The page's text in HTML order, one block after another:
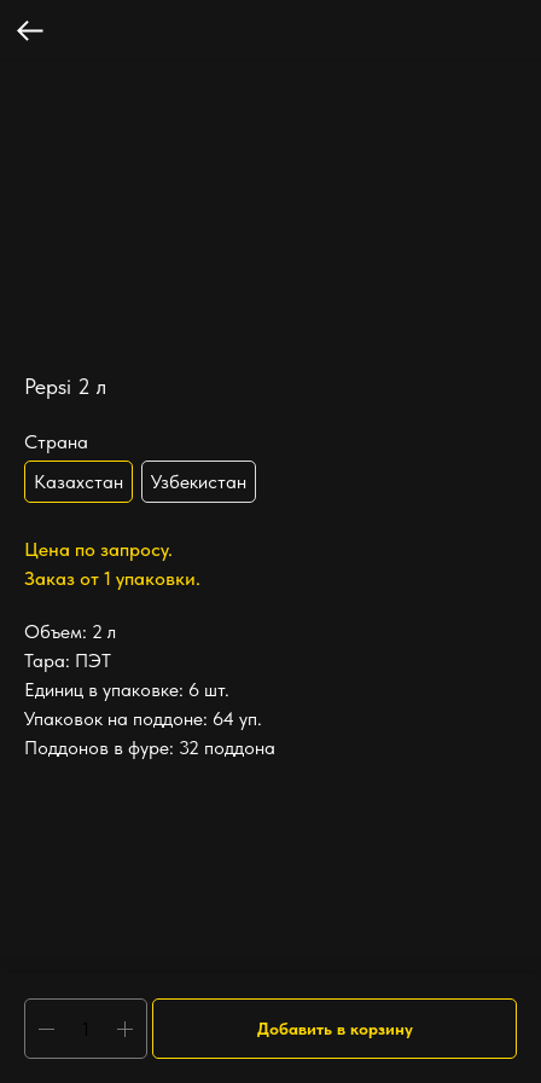
Pepsi 2 л
Страна
Казахстан
Узбекистан
Добавить в корзину
Цена по запросу.
Заказ от 1 упаковки.
Объем: 2 л
Тара: ПЭТ
Единиц в упаковке: 6 шт.
Упаковок на поддоне: 64 уп.
Поддонов в фуре: 32 поддона